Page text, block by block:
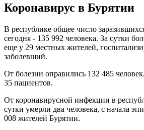
Коронавирус в Бурятии
В республике общее число
сегодня - 135 992 человека. За сутки
еще у 29 местных жителей,
заболевший.
От болезни оправились 132 485
35 пациентов.
От коронавирусной инфекции в
сутки умерли два человека, с начала
008 жителей Бурятии.